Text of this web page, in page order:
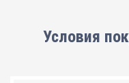
Условия